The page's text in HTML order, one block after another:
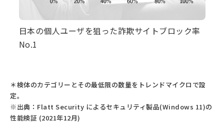
日本の個人ユーザを狙った詐欺サイトブロック率
No.1
＊検体のカテゴリーとその最低限の数量をトレンドマイクロで設
定。
※出典：Flatt Security によるセキュリティ製品(Windows 11)の
性能検証 (2021年12⽉)